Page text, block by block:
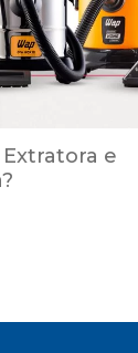
e